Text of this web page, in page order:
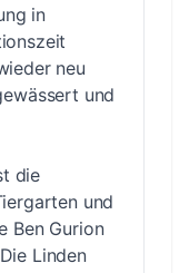
in
neu
und
die
und
Ben Gurion
Linden